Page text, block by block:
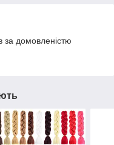
за домовленістю